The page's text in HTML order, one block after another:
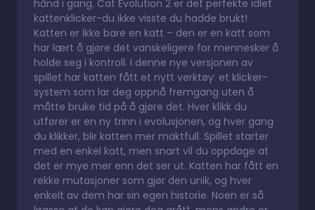
hånd i gang. Cat Evolution 2 er det perfekte idlet
kattenklicker-du ikke visste du hadde brukt!
Katten er ikke bare en katt – den er en katt som
har lært å gjøre det vanskeligere for mennesker å
holde seg i kontroll. I denne nye versjonen av
spillet har katten fått et nytt verktøy: et klicker-
system som lar deg oppnå fremgang uten å
måtte bruke tid på å gjøre det. Hver klikk du
utfører er en ny trinn i evolusjonen, og hver gang
du klikker, blir katten mer maktfull. Spillet starter
med en enkel katt, men snart vil du oppdage at
det er mye mer enn det ser ut. Katten har fått en
rekke mutasjoner som gjør den unik, og hver
enkelt av dem har sin egen historie. Noen er så